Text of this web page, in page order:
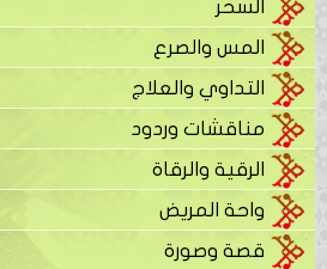
السحر
المس والصرع
التداوي والعلاج
مناقشات وردود
الرقية والرقاة
واحة المريض
قصة وصورة